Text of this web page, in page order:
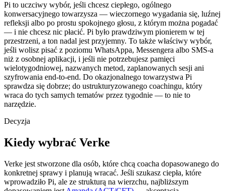
Pi to uczciwy wybór, jeśli chcesz ciepłego, ogólnego
konwersacyjnego towarzysza — wieczornego wygadania się, luźnej
refleksji albo po prostu spokojnego głosu, z którym można pogadać
— i nie chcesz nic płacić. Pi było prawdziwym pionierem w tej
przestrzeni, a ton nadal jest przyjemny. To także właściwy wybór,
jeśli wolisz pisać z poziomu WhatsAppa, Messengera albo SMS-a
niż z osobnej aplikacji, i jeśli nie potrzebujesz pamięci
wielotygodniowej, nazwanych metod, zaplanowanych sesji ani
szyfrowania end-to-end. Do okazjonalnego towarzystwa Pi
sprawdza się dobrze; do ustrukturyzowanego coachingu, który
wraca do tych samych tematów przez tygodnie — to nie to
narzędzie.
Decyzja
Kiedy wybrać Verke
Verke jest stworzone dla osób, które chcą coacha dopasowanego do
konkretnej sprawy i planują wracać. Jeśli szukasz ciepła, które
wprowadziło Pi, ale ze strukturą na wierzchu, najbliższym